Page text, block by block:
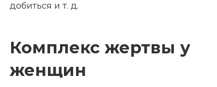
добиться и т. д.
Комплекс жертвы у
женщин